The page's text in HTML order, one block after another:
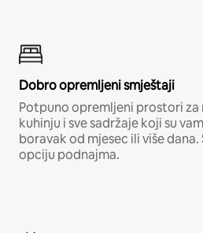
Dobro opremljeni smještaji
Potpuno opremljeni prostori za
kuhinju i sve sadržaje koji su
boravak od mjesec ili više dana.
opciju podnajma.